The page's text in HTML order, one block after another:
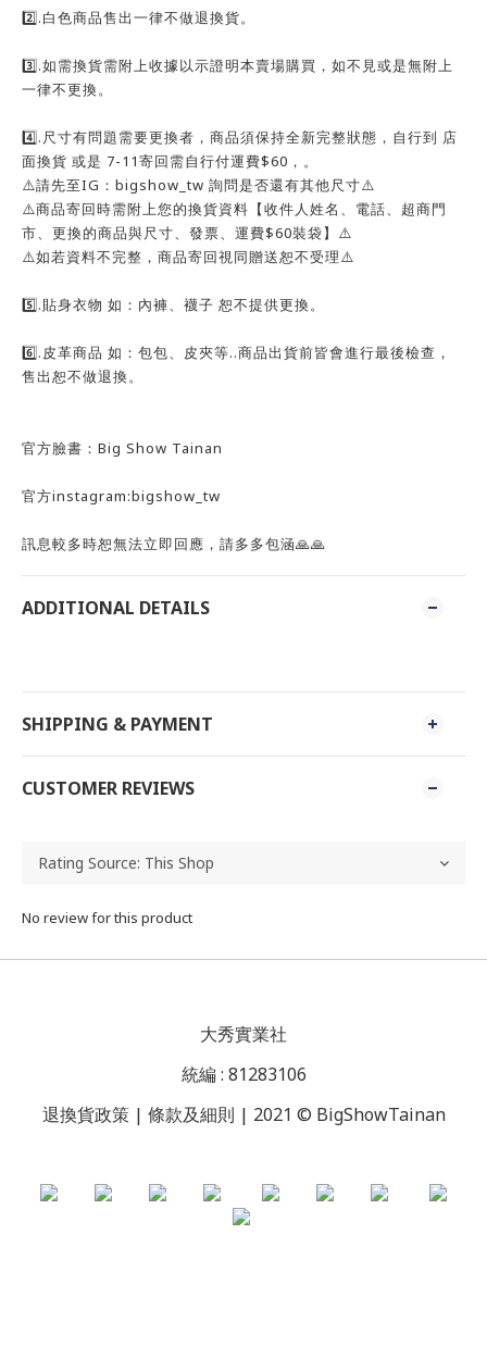
2️⃣.白色商品售出一律不做退換貨。
3️⃣.如需換貨需附上收據以示證明本賣場購買，如不見或是無附上
一律不更換。
4️⃣.尺寸有問題需要更換者，商品須保持全新完整狀態，自行到 店
面換貨 或是 7-11寄回需自行付運費$60，。
⚠️請先至IG：bigshow_tw 詢問是否還有其他尺寸⚠️
⚠️商品寄回時需附上您的換貨資料【收件人姓名、電話、超商門
市、更換的商品與尺寸、發票、運費$60裝袋】⚠️
⚠️如若資料不完整，商品寄回視同贈送恕不受理⚠️
5️⃣.貼身衣物 如：內褲、襪子 恕不提供更換。
6️⃣.皮革商品 如：包包、皮夾等..商品出貨前皆會進行最後檢查，
售出恕不做退換。
官方臉書：Big Show Tainan
官方instagram:bigshow_tw
訊息較多時恕無法立即回應，請多多包涵🙏🙏
ADDITIONAL DETAILS
SHIPPING & PAYMENT
CUSTOMER REVIEWS
No review for this product
大秀實業社
統編 : 81283106
退換貨政策 | 條款及細則 | 2021 © BigShowTainan